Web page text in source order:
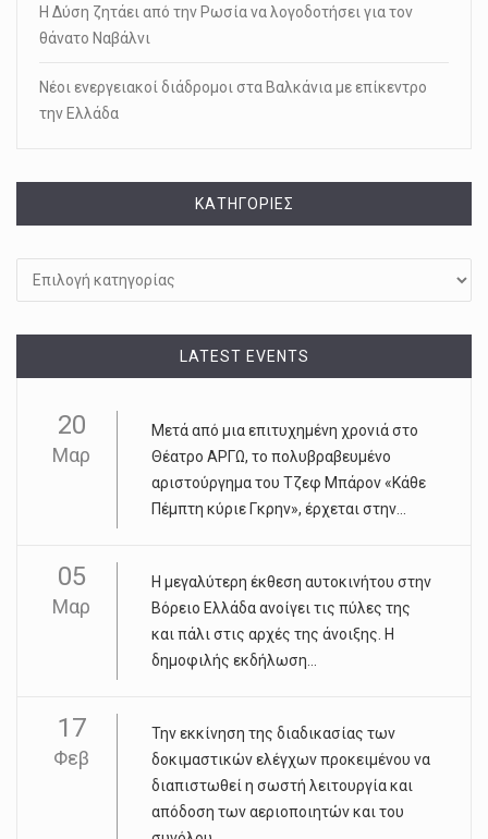
Η Δύση ζητάει από την Ρωσία να λογοδοτήσει για τον
θάνατο Ναβάλνι
Νέοι ενεργειακοί διάδρομοι στα Βαλκάνια με επίκεντρο
την Ελλάδα
KΑΤΗΓΟΡΊΕΣ
LATEST EVENTS
20
Μαρ
Μετά από μια επιτυχημένη χρονιά στο
Θέατρο ΑΡΓΩ, το πολυβραβευμένο
αριστούργημα του Τζεφ Μπάρον «Κάθε
Πέμπτη κύριε Γκρην», έρχεται στην...
05
Μαρ
Η μεγαλύτερη έκθεση αυτοκινήτου στην
Βόρειο Ελλάδα ανοίγει τις πύλες της
και πάλι στις αρχές της άνοιξης. Η
δημοφιλής εκδήλωση...
17
Φεβ
Την εκκίνηση της διαδικασίας των
δοκιμαστικών ελέγχων προκειμένου να
διαπιστωθεί η σωστή λειτουργία και
απόδοση των αεριοποιητών και του